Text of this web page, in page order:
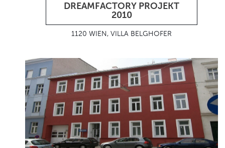
DREAMFACTORY PROJEKT
2010
1120 WIEN, VILLA BELGHOFER